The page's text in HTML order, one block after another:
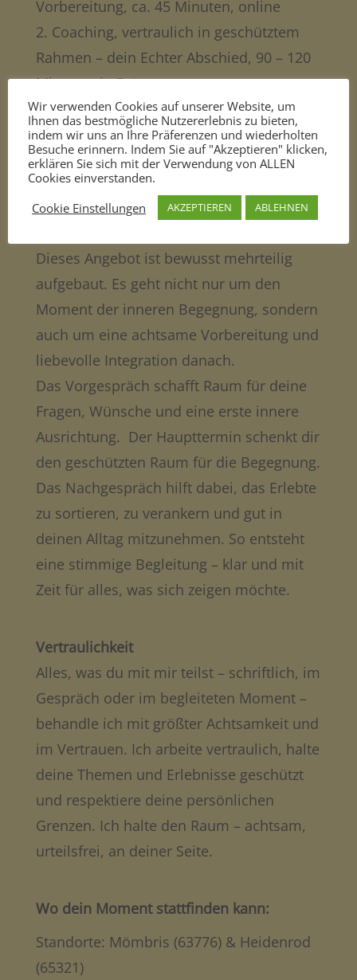
Vorbereitung, ca. 45 Minuten, online
2. Coaching, vertraulich in geschütztem
Rahmen – dein Echter Abschied, 90 – 120
Minuten, in Präsenz
3. Nachgespräch – zur Integration und
zum Nachwirken ca. 45 Minuten, online
Paketpreis: 499 € inkl. MwSt.
Warum mehrere Termine?
Dieses Angebot ist bewusst mehrteilig
aufgebaut. Es geht nicht nur um den
Moment der inneren Begegnung, sondern
auch um eine achtsame Vorbereitung und
liebevolle Integration danach.
Das Vorgespräch schafft Raum für deine
Fragen, Wünsche und eine erste innere
Ausrichtung. Der Haupttermin schenkt dir
den geschützten Raum für die Begegnung.
Das Nachgespräch hilft dabei, das Erlebte
zu sortieren, zu verankern und gut in
deinen Alltag mitzunehmen. So entsteht
eine stimmige Begleitung – klar und mit
Zeit für alles, was sich zeigen möchte.
Vertraulichkeit
Alles, was du mit mir teilst – schriftlich, im
Gespräch oder im begleiteten Moment –
behandle ich mit größter Achtsamkeit und
im Vertrauen. Ich arbeite vertraulich, halte
deine Themen und Erlebnisse geschützt
und respektiere deine persönlichen
Grenzen. Ich halte den Raum – achtsam,
urteilsfrei, an deiner Seite.
Wo dein Moment stattfinden kann:
Standorte: Mömbris (63776) & Heidenrod
(65321)
Wir verwenden Cookies auf unserer Website, um
Ihnen das bestmögliche Nutzererlebnis zu bieten,
indem wir uns an Ihre Präferenzen und wiederholten
Besuche erinnern. Indem Sie auf "Akzeptieren" klicken,
erklären Sie sich mit der Verwendung von ALLEN
Cookies einverstanden.
Cookie Einstellungen
AKZEPTIEREN ABLEHNEN